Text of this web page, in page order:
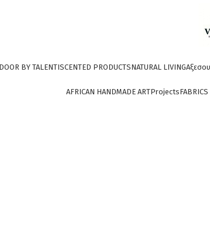
BY TALENTISCENTED PRODUCTSNATURAL LIVING
AFRICAN HANDMADE ARTProjects